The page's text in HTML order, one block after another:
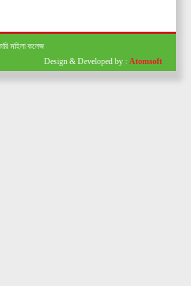
মহিলা কলেজ
Design & Developed by : Atomsoft